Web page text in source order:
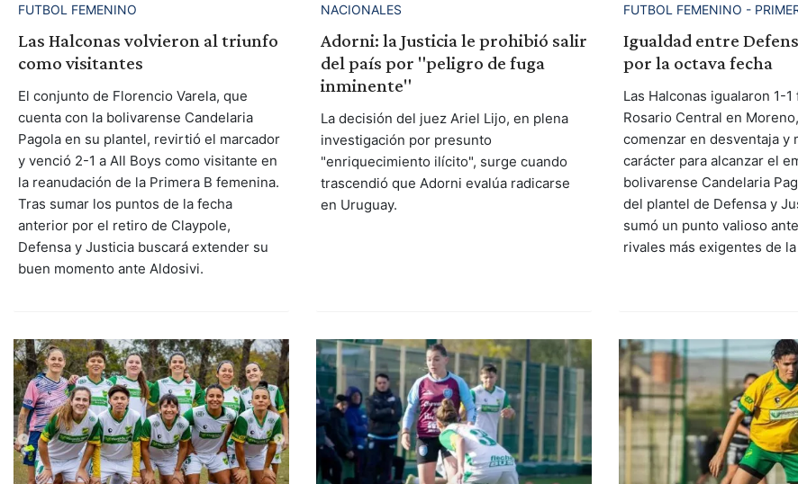
FUTBOL FEMENINO
Las Halconas volvieron al triunfo
como visitantes
El conjunto de Florencio Varela, que
cuenta con la bolivarense Candelaria
Pagola en su plantel, revirtió el marcador
y venció 2-1 a All Boys como visitante en
la reanudación de la Primera B femenina.
Tras sumar los puntos de la fecha
anterior por el retiro de Claypole,
Defensa y Justicia buscará extender su
buen momento ante Aldosivi.
NACIONALES
Adorni: la Justicia le prohibió salir
del país por "peligro de fuga
inminente"
La decisión del juez Ariel Lijo, en plena
investigación por presunto
"enriquecimiento ilícito", surge cuando
trascendió que Adorni evalúa radicarse
en Uruguay.
FUTBOL FEMENINO -
Igualdad entre
por la octava fecha
Las Halconas igualaron 1-
Rosario Central en
comenzar en desventaja y
carácter para alcanzar el
bolivarense Candelaria
del plantel de Defensa y
sumó un punto valioso
rivales más exigentes de la